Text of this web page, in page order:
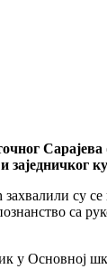
и заједничког
су
са
у Основној